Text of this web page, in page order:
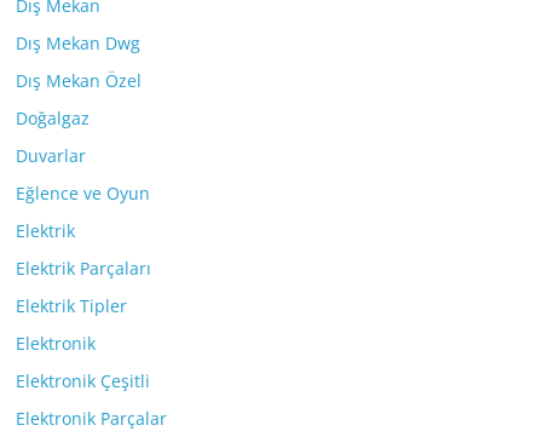
Dış Mekan
Dış Mekan Dwg
Dış Mekan Özel
Doğalgaz
Duvarlar
Eğlence ve Oyun
Elektrik
Elektrik Parçaları
Elektrik Tipler
Elektronik
Elektronik Çeşitli
Elektronik Parçalar